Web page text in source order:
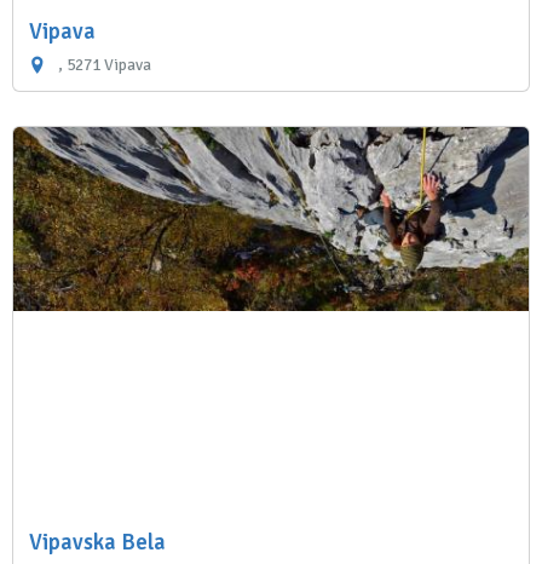
Vipava
, 5271 Vipava
Vipavska Bela